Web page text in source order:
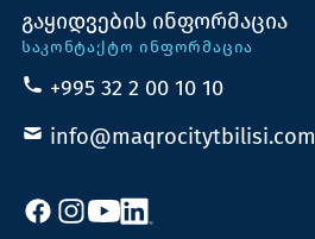
გაყიდვების ინფორმაცია
ᲡᲐᲙᲝᲜᲢᲐᲥᲢᲝ ᲘᲜᲤᲝᲠᲛᲐᲪᲘᲐ
+995 32 2 00 10 10
info@maqrocitytbilisi.com